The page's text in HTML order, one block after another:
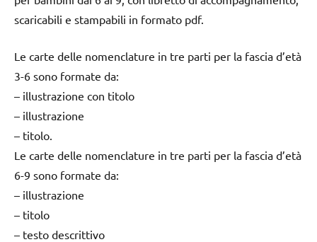
scaricabili e stampabili in formato pdf.
Le carte delle nomenclature in tre parti per la fascia d’età
3-6 sono formate da:
– illustrazione con titolo
– illustrazione
– titolo.
Le carte delle nomenclature in tre parti per la fascia d’età
6-9 sono formate da:
– illustrazione
– titolo
– testo descrittivo